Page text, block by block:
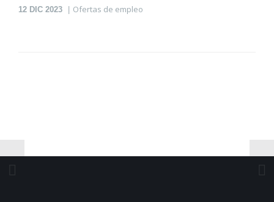
12 DIC 2023 Ofertas de empleo